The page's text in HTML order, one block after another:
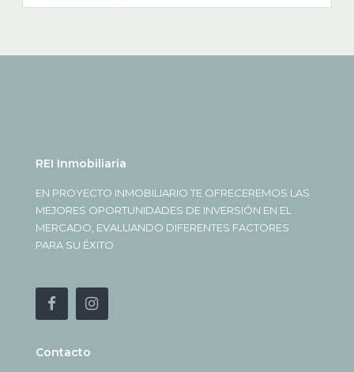
REI Inmobiliaria
EN PROYECTO INMOBILIARIO TE OFRECEREMOS LAS
MEJORES OPORTUNIDADES DE INVERSIÓN EN EL
MERCADO, EVALUANDO DIFERENTES FACTORES
PARA SU ÉXITO.
Contacto